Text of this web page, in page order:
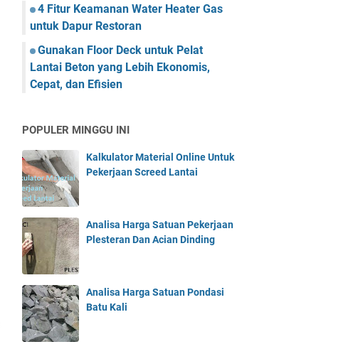
4 Fitur Keamanan Water Heater Gas
untuk Dapur Restoran
Gunakan Floor Deck untuk Pelat
Lantai Beton yang Lebih Ekonomis,
Cepat, dan Efisien
POPULER MINGGU INI
Kalkulator Material Online Untuk
Pekerjaan Screed Lantai
Analisa Harga Satuan Pekerjaan
Plesteran Dan Acian Dinding
Analisa Harga Satuan Pondasi
Batu Kali